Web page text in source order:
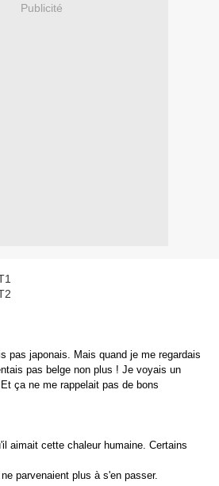
Publicité
pas japonais. Mais quand je me regardais
pas belge non plus ! Je voyais un
ça ne me rappelait pas de bons
aimait cette chaleur humaine. Certains
parvenaient plus à s'en passer.